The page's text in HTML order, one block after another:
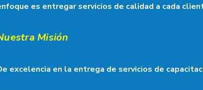
es entregar servicios de calidad a cada
Misión
excelencia en la entrega de servicios de